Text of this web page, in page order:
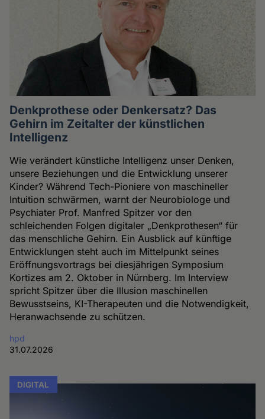
Denkprothese oder Denkersatz? Das
Gehirn im Zeitalter der künstlichen
Intelligenz
Wie verändert künstliche Intelligenz unser Denken,
unsere Beziehungen und die Entwicklung unserer
Kinder? Während Tech-Pioniere von maschineller
Intuition schwärmen, warnt der Neurobiologe und
Psychiater Prof. Manfred Spitzer vor den
schleichenden Folgen digitaler „Denkprothesen“ für
das menschliche Gehirn. Ein Ausblick auf künftige
Entwicklungen steht auch im Mittelpunkt seines
Eröffnungsvortrags bei diesjährigen Symposium
Kortizes am 2. Oktober in Nürnberg. Im Interview
spricht Spitzer über die Illusion maschinellen
Bewusstseins, KI-Therapeuten und die Notwendigkeit,
Heranwachsende zu schützen.
hpd
31.07.2026
DIGITAL